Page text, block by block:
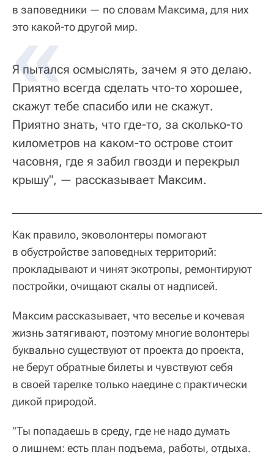
в заповедники — по словам Максима, для них
это какой-то другой мир.
Я пытался осмыслять, зачем я это делаю.
Приятно всегда сделать что-то хорошее,
скажут тебе спасибо или не скажут.
Приятно знать, что где-то, за сколько-то
километров на каком-то острове стоит
часовня, где я забил гвозди и перекрыл
крышу", — рассказывает Максим.
Как правило, эковолонтеры помогают
в обустройстве заповедных территорий:
прокладывают и чинят экотропы, ремонтируют
постройки, очищают скалы от надписей.
Максим рассказывает, что веселье и кочевая
жизнь затягивают, поэтому многие волонтеры
буквально существуют от проекта до проекта,
не берут обратные билеты и чувствуют себя
в своей тарелке только наедине с практически
дикой природой.
"Ты попадаешь в среду, где не надо думать
о лишнем: есть план подъема, работы, отдыха.